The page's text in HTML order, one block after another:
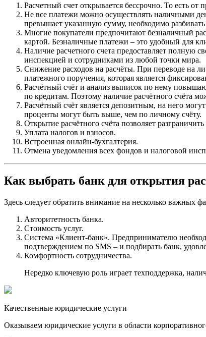
Расчетный счет открывается бессрочно. То есть от
Не все платежи можно осуществлять наличными
превышает указанную сумму, необходимо
Многие покупатели предпочитают безналичный
картой. Безналичные платежи – это удобный для
Наличие расчетного счета предоставляет полную
инспекцией и сотрудниками из любой точки мира.
Снижение расходов на расчёты. При переводе на
платежного поручения, которая является
Расчётный счёт и анализ выписок по нему
по кредитам. Поэтому наличие расчётного счёта
Расчётный счёт является депозитным, на него
проценты могут быть выше, чем по личному счёту.
Открытие расчётного счёта позволяет
Уплата налогов и взносов.
Встроенная онлайн-бухгалтерия.
Отмена уведомления всех фондов и налоговой
Как выбрать банк для открытия
Здесь следует обратить внимание на несколько важных
Авторитетность банка.
Стоимость услуг.
Система «Клиент-банк». Предпринимателю
подтверждением по SMS – и подбирать банк,
Комфортность сотрудничества.
Нередко ключевую роль играет техподдержка,
Качественные юридические услуги
Оказываем юридические услуги в области